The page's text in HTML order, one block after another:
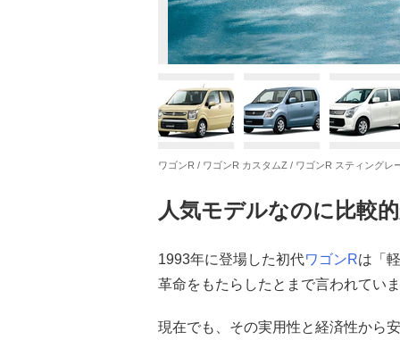
ワゴンR / ワゴンR カスタムZ / ワゴンR スティングレ
人気モデルなのに比較
1993年に登場した初代ワゴンRは「
革命をもたらしたとまで言われてい
現在でも、その実用性と経済性から